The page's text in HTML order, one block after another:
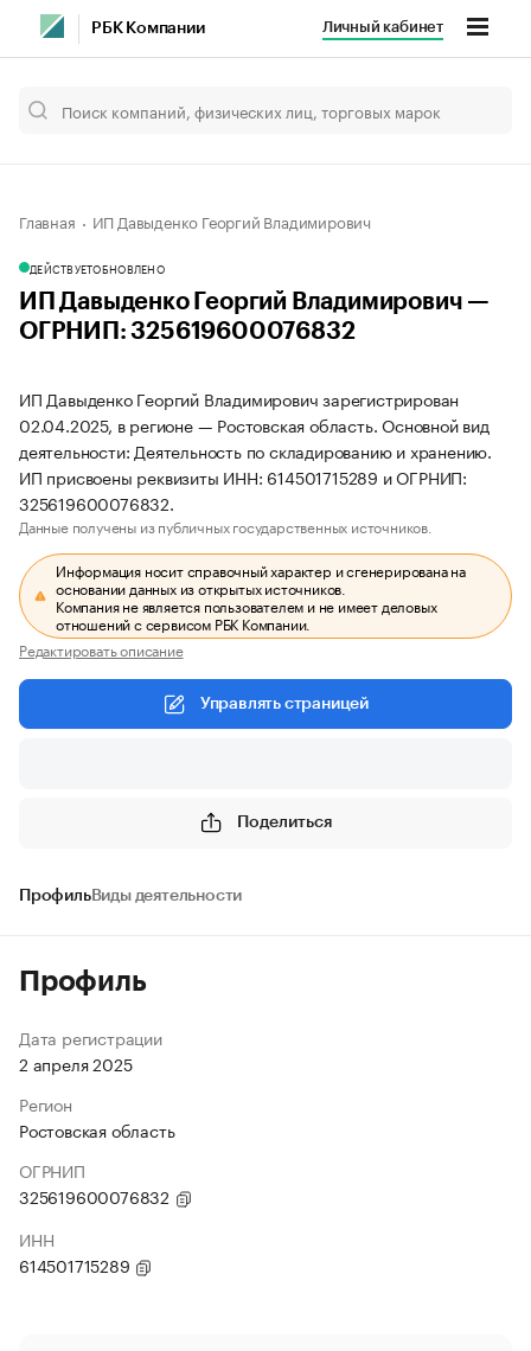
РБК Компании Личный кабинет
Главная ИП Давыденко Георгий Владимирович
ДЕЙСТВУЕТОБНОВЛЕНО
ИП Давыденко Георгий Владимирович —
ОГРНИП: 325619600076832
ИП Давыденко Георгий Владимирович зарегистрирован
02.04.2025, в регионе — Ростовская область. Основной вид
деятельности: Деятельность по складированию и хранению.
ИП присвоены реквизиты ИНН: 614501715289 и ОГРНИП:
325619600076832.
Данные получены из публичных государственных источников.
Информация носит справочный характер и сгенерирована на
основании данных из открытых источников.
Компания не является пользователем и не имеет деловых
отношений с сервисом РБК Компании.
Редактировать описание
Управлять страницей
Поделиться
ПрофильВиды деятельности
Профиль
Дата регистрации
2 апреля 2025
Регион
Ростовская область
ОГРНИП
325619600076832
ИНН
614501715289